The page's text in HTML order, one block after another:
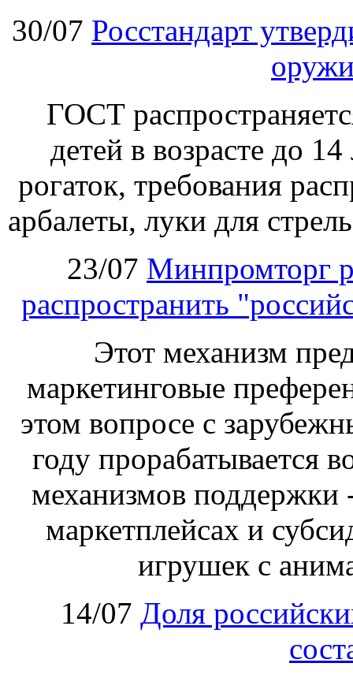
30/07 Росстандарт
ГОСТ
детей в возрасте до
рогаток, требования
арбалеты, луки для
23/07 Минпромторг
распространить
Этот механизм
маркетинговые
этом вопросе с
году прорабатывается
механизмов поддержки
маркетплейсах и
игрушек с
14/07 Доля